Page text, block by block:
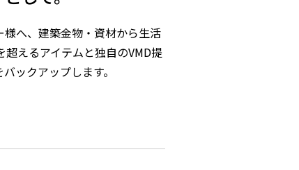
へ、建築金物・資材から生活
えるアイテムと独自のVMD提
ックアップします。